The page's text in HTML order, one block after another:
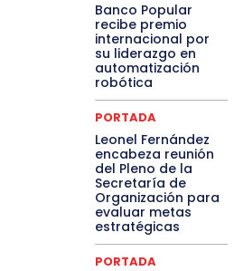
Banco Popular
recibe premio
internacional por
su liderazgo en
automatización
robótica
PORTADA
Leonel Fernández
encabeza reunión
del Pleno de la
Secretaría de
Organización para
evaluar metas
estratégicas
PORTADA